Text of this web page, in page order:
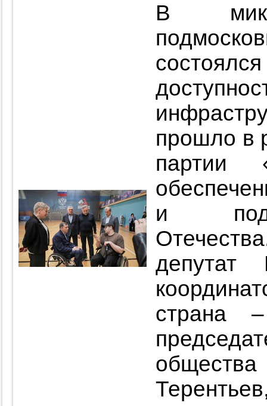
В
прошло в
партии
и
депутат
страна